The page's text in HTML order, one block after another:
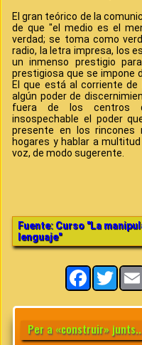
El gran teórico de la
de que "el medio es el
verdad; se toma como
radio, la letra impresa, los
un inmenso prestigio
prestigiosa que se impone
El que está al corriente
algún poder de
fuera de los centros
insospechable el poder
presente en los rincones
hogares y hablar a
voz, de modo sugerente.
Fuente: Curso "La
lenguaje"
Facebook
Per a «construir»